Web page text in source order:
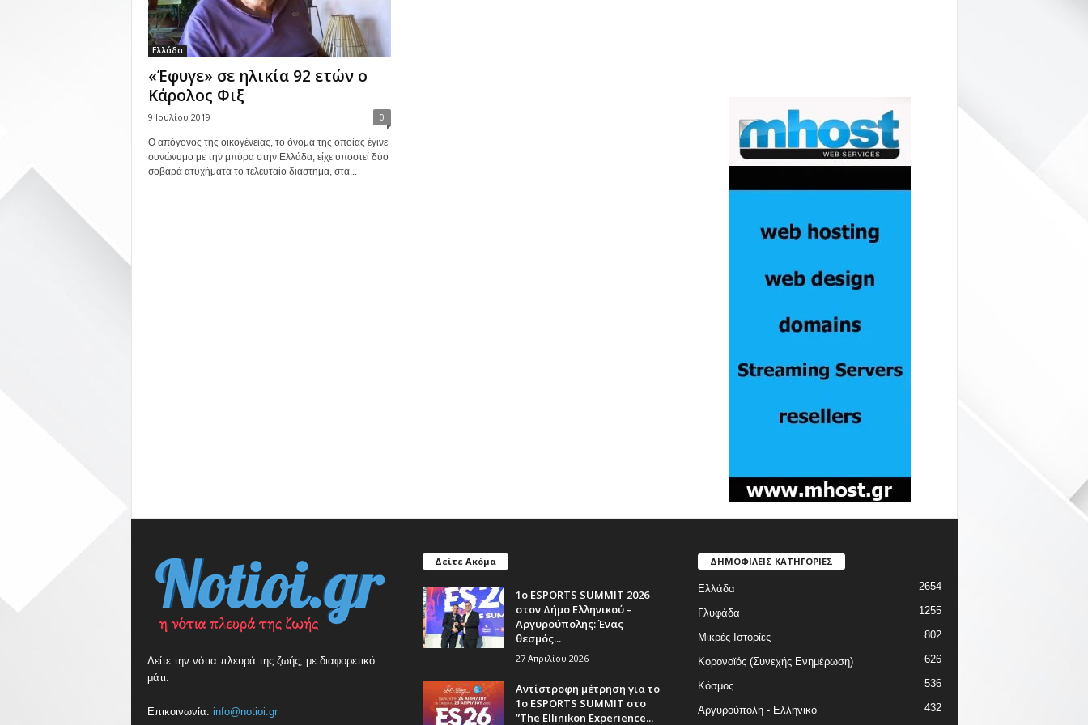
Ελλάδα
«Έφυγε» σε ηλικία 92 ετών ο
Κάρολος Φιξ
9 Ιουλίου 2019 0
Ο απόγονος της οικογένειας, το όνομα της οποίας έγινε
συνώνυμο με την μπύρα στην Ελλάδα, είχε υποστεί δύο
σοβαρά ατυχήματα το τελευταίο διάστημα, στα...
Δείτε την νότια πλευρά της ζωής, με διαφορετικό
μάτι.
Επικοινωνία: info@notioi.gr
Δείτε Ακόμα
1ο ESPORTS SUMMIT 2026
στον Δήμο Ελληνικού –
Αργυρούπολης: Ένας
θεσμός...
27 Απριλίου 2026
Αντίστροφη μέτρηση για το
1ο ESPORTS SUMMIT στο
”The Ellinikon Experience...
ΔΗΜΟΦΙΛΕΙΣ ΚΑΤΗΓΟΡΙΕΣ
Ελλάδα 2654
Γλυφάδα 1255
Μικρές Ιστορίες 802
Κορονοϊός (Συνεχής Ενημέρωση) 626
Κόσμος 536
Αργυρούπολη - Ελληνικό 432